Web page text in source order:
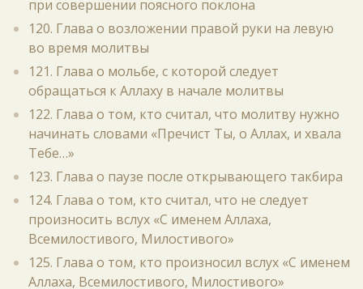
при совершении поясного поклона
120. Глава о возложении правой руки на левую
во время молитвы
121. Глава о мольбе, с которой следует
обращаться к Аллаху в начале молитвы
122. Глава о том, кто считал, что молитву нужно
начинать словами «Пречист Ты, о Аллах, и хвала
Тебе…»
123. Глава о паузе после открывающего такбира
124. Глава о том, кто считал, что не следует
произносить вслух «С именем Аллаха,
Всемилостивого, Милостивого»
125. Глава о том, кто произносил вслух «С именем
Аллаха, Всемилостивого, Милостивого»